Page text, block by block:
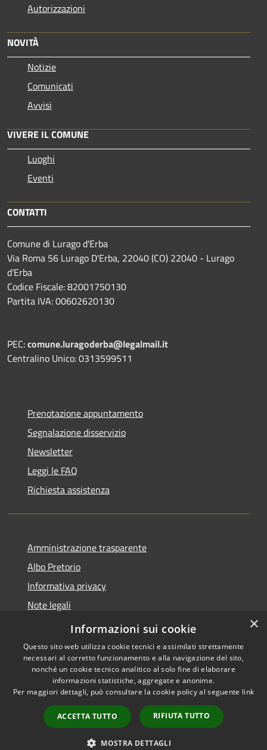
Autorizzazioni
NOVITÀ
Notizie
Comunicati
Avvisi
VIVERE IL COMUNE
Luoghi
Eventi
CONTATTI
Comune di Lurago d'Erba
Via Roma 56 Lurago D'Erba, 22040 (CO) 22040 - Lurago
d'Erba
Codice Fiscale: 82001750130
Partita IVA: 00602620130
PEC:comune.luragoderba@legalmail.it
Centralino Unico: 0313599511
Prenotazione appuntamento
Segnalazione disservizio
Newsletter
Leggi le FAQ
Richiesta assistenza
Amministrazione trasparente
Albo Pretorio
Informativa privacy
Note legali
Dichiarazione di accessibilità
Accessibilità
Copyright © 2026 • Comune di
Lurago d'Erba • Powered by
Municipium•
Accesso
redazione
×
Informazioni sui cookie
Questo sito web utilizza cookie tecnici e assimilati strettamente
necessari al corretto funzionamento e alla navigazione del sito,
nonché un cookie tecnico analitico al solo fine di elaborare
informazioni statistiche, aggregate e anonime.
Per maggiori dettagli, può consultare la cookie policy al seguente link
ACCETTA TUTTO RIFIUTA TUTTO
MOSTRA DETTAGLI